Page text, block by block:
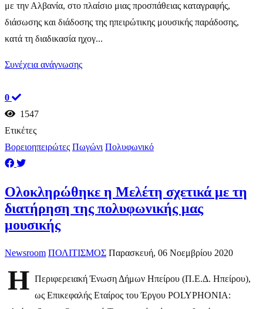
με την Αλβανία, στο πλαίσιο μιας προσπάθειας καταγραφής,
διάσωσης και διάδοσης της ηπειρώτικης μουσικής παράδοσης,
κατά τη διαδικασία ηχογ...
Συνέχεια ανάγνωσης
0
1547
Ετικέτες
Βορειοηπειρώτες Πωγώνι Πολυφωνικό
Ολοκληρώθηκε η Μελέτη σχετικά με τη
διατήρηση της πολυφωνικής μας
μουσικής
Newsroom ΠΟΛΙΤΙΣΜΟΣ Παρασκευή, 06 Νοεμβρίου 2020
H Περιφερειακή Ένωση Δήμων Ηπείρου (Π.Ε.Δ. Ηπείρου),
ως Επικεφαλής Εταίρος του Έργου POLYPHONIA: